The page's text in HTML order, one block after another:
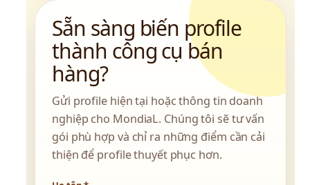
có thể tư vấn thông số kỹ thuật hoặc phối
hợp cùng đối tác in phù hợp.
Sẵn sàng biến profile
thành công cụ bán
hàng?
Gửi profile hiện tại hoặc thông tin doanh
nghiệp cho MondiaL. Chúng tôi sẽ tư vấn
gói phù hợp và chỉ ra những điểm cần cải
thiện để profile thuyết phục hơn.